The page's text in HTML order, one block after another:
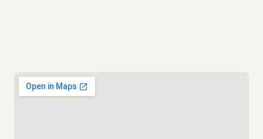
Cómo llegar